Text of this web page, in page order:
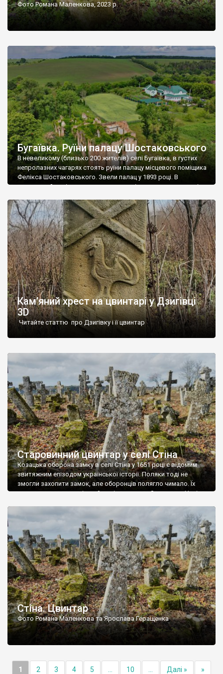
Фото Романа Маленкова, 2023 р.
Бугаївка. Руїни палацу Шостаковського
В невеликому (близько 200 жителів) селі Бугаївка, в густих
непролазних чагарях стоять руїни палацу місцевого поміщика
Фелікса Шостаковського. Звели палац у 1893 році. В
радянський період у ньому спочатку містилася школа, потім
століття тут розмістили туберкульозну лікарню. Коли із
палацу виїхала лікарня – ми точно не […]
Кам’яний хрест на цвинтарі у Дзигівці
3D
Читайте статтю про Дзигівку і її цвинтар
Старовинний цвинтар у селі Стіна
Козацька оборона замку в селі Стіна у 1651 році є відомим
звитяжним епізодом української історії. Поляки тоді не
змогли захопити замок, але оборонців полягло чимало. Їх
поховали на цвинтарі, який тоді називався Замковим. Нині на
ньому чимало хрестів 19 століття, є такі, де епітафії стер […]
Стіна. Цвинтар
Фото Романа Маленкова та Ярослава Геращенка
1 2 3 4 5 10 Далі » »